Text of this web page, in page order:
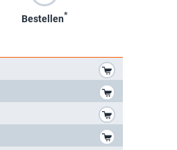
Bestellen*